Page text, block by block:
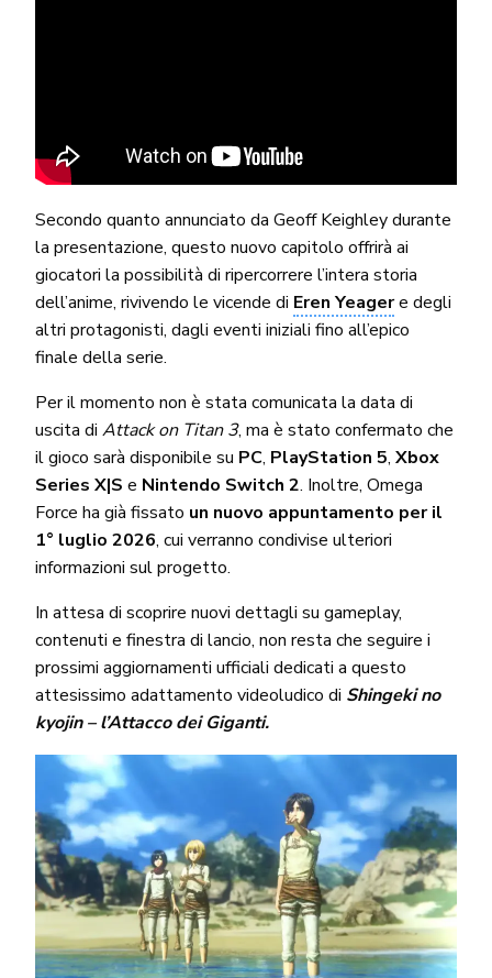
Secondo quanto annunciato da Geoff Keighley durante
la presentazione, questo nuovo capitolo offrirà ai
giocatori la possibilità di ripercorrere l’intera storia
dell’anime, rivivendo le vicende di Eren Yeagere degli
altri protagonisti, dagli eventi iniziali fino all’epico
finale della serie.
Per il momento non è stata comunicata la data di
uscita di Attack on Titan 3, ma è stato confermato che
il gioco sarà disponibile su PC, PlayStation 5,Xbox
Series X|S e Nintendo Switch 2. Inoltre, Omega
Force ha già fissato un nuovo appuntamento per il
1° luglio 2026, cui verranno condivise ulteriori
informazioni sul progetto.
In attesa di scoprire nuovi dettagli su gameplay,
contenuti e finestra di lancio, non resta che seguire i
prossimi aggiornamenti ufficiali dedicati a questo
attesissimo adattamento videoludico di Shingeki no
kyojin – l’Attacco dei Giganti.